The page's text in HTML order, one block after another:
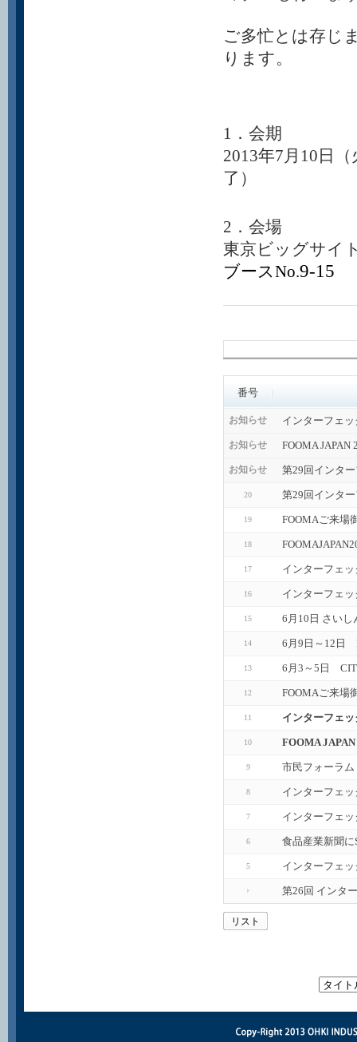
ご多忙とは存じ
ります。
1．会期
2013年7月10日
了）
2．会場
東京ビッグサイ
ブースNo.9-15
番号
お知らせ インターフェ
お知らせ FOOMA JAPAN
お知らせ 第29回インタ
20 第29回インタ
19 FOOMAご来場
18
17 インターフェ
16 インターフェ
15 6月10日 さいし
14 6月9日～12日
13 6月3～5日
12 FOOMAご来場
11 インターフェ
10 FOOMA
9 市民フォーラ
8 インターフェ
7 インターフェ
6 食品産業新聞
5 インターフェ
第26回 インタ
リスト